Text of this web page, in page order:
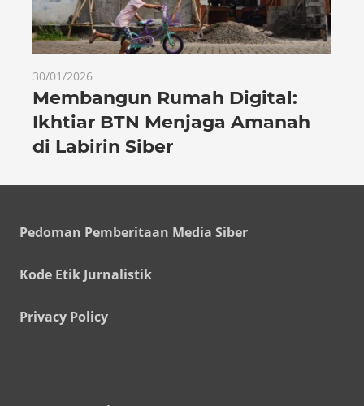
30/01/2026
Membangun Rumah Digital:
Ikhtiar BTN Menjaga Amanah
di Labirin Siber
Pedoman Pemberitaan Media Siber
Kode Etik Jurnalistik
Privacy Policy